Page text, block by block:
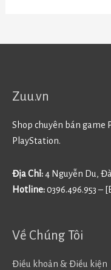
Zuu.vn
Shop chuyên bán game
PlayStation.
Địa Chỉ:4 Nguyễn Du,
Hotline:0396.496.953 –
Về Chúng Tôi
Điều khoản & Điều kiện